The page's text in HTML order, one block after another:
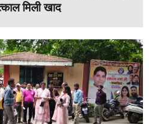
मिली खाद